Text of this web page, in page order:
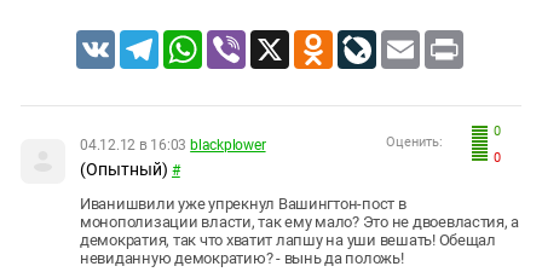
VK TelegramWhatsApp
Viber X Odnoklassniki
LiveJournal
Email Print
0
0
Оценить:
04.12.12 в 16:03 blackplower
(Опытный) #
Иванишвили уже упрекнул Вашингтон-пост в
монополизации власти, так ему мало? Это не двоевластия, а
демократия, так что хватит лапшу на уши вешать! Обещал
невиданную демократию? - вынь да положь!